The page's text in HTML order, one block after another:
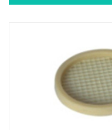
烟尘烟气类
吸收瓶/吸附罐